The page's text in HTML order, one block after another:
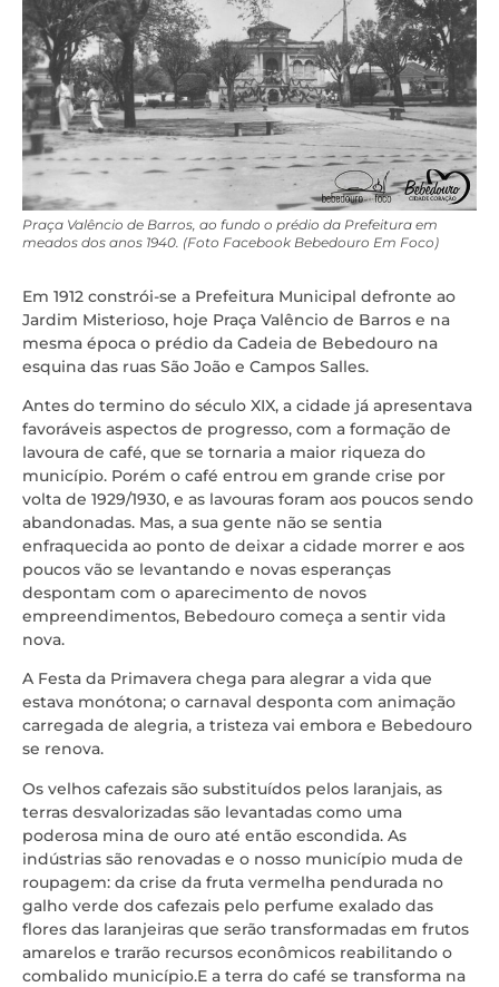
Praça Valêncio de Barros, ao fundo o prédio da Prefeitura em
meados dos anos 1940. (Foto Facebook Bebedouro Em Foco)
Em 1912 constrói-se a Prefeitura Municipal defronte ao
Jardim Misterioso, hoje Praça Valêncio de Barros e na
mesma época o prédio da Cadeia de Bebedouro na
esquina das ruas São João e Campos Salles.
Antes do termino do século XIX, a cidade já apresentava
favoráveis aspectos de progresso, com a formação de
lavoura de café, que se tornaria a maior riqueza do
município. Porém o café entrou em grande crise por
volta de 1929/1930, e as lavouras foram aos poucos sendo
abandonadas. Mas, a sua gente não se sentia
enfraquecida ao ponto de deixar a cidade morrer e aos
poucos vão se levantando e novas esperanças
despontam com o aparecimento de novos
empreendimentos, Bebedouro começa a sentir vida
nova.
A Festa da Primavera chega para alegrar a vida que
estava monótona; o carnaval desponta com animação
carregada de alegria, a tristeza vai embora e Bebedouro
se renova.
Os velhos cafezais são substituídos pelos laranjais, as
terras desvalorizadas são levantadas como uma
poderosa mina de ouro até então escondida. As
indústrias são renovadas e o nosso município muda de
roupagem: da crise da fruta vermelha pendurada no
galho verde dos cafezais pelo perfume exalado das
flores das laranjeiras que serão transformadas em frutos
amarelos e trarão recursos econômicos reabilitando o
combalido município.E a terra do café se transforma na